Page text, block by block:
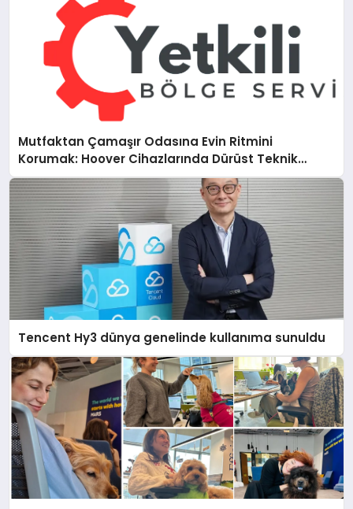
Mutfaktan Çamaşır Odasına Evin Ritmini
Korumak: Hoover Cihazlarında Dürüst Teknik
Destek Deneyimi
Tencent Hy3 dünya genelinde kullanıma sunuldu